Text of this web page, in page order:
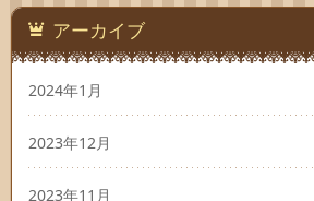
アーカイブ
2024年1月
2023年12月
2023年11月